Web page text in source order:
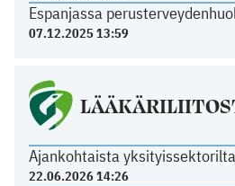
Espanjassa
07.12.2025 13:59
Ajankohtaista yksityissektorilta
22.06.2026 14:26